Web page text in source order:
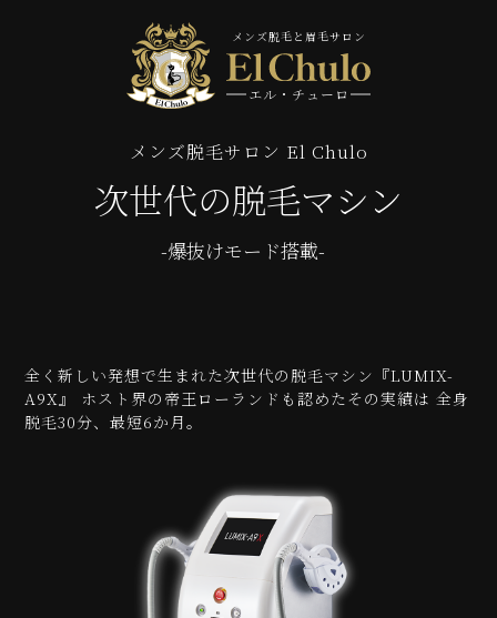
メンズ脱毛と眉毛サロン
エル・チューロ
メンズ脱毛サロン El Chulo
次世代の脱毛マシン
-爆抜けモード搭載-
全く新しい発想で生まれた次世代の脱毛マシン『LUMIX-
A9X』
ホスト界の帝王ローランドも認めたその実績は 全身
脱毛30分、最短6か月。